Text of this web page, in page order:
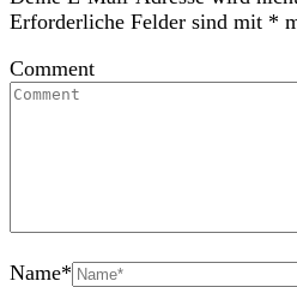
Erforderliche Felder sind mit *
Comment
Name*